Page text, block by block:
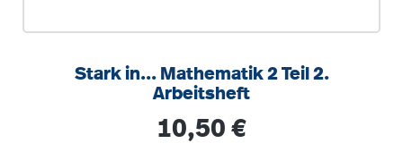
Stark in... Mathematik 2 Teil 2.
Arbeitsheft
Regulärer Preis:
10,50 €